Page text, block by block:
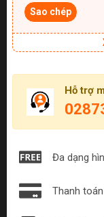
Sao chép
Hỗ trợ
Đa dạng
Thanh